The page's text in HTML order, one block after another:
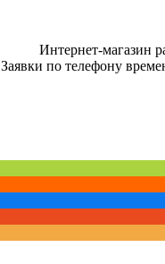
Интернет-магазин
Заявки по телефону